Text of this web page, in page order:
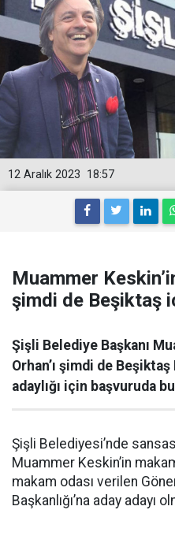
18:57
12 Aralık 2023
Muammer
şimdi de Beşiktaş
Şişli Belediye Başkanı
Orhan’ı şimdi de
adaylığı için başvuruda
Şişli Belediyesi’nde
Muammer Keskin’in
makam odası verilen
Başkanlığı’na aday adayı